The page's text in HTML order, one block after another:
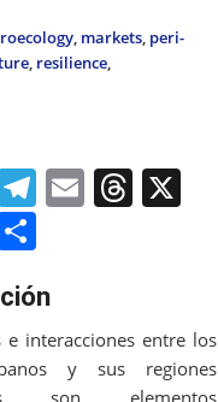
, markets, peri-
, resilience,
T
gr
a
m
E T
d
s
ar
e
e interacciones entre los
y sus regiones
son elementos